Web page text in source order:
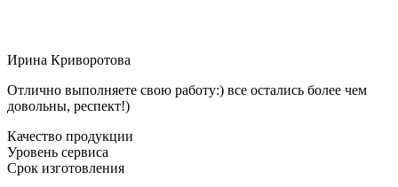
Ирина Криворотова
Отлично выполняете свою работу:) все остались более чем
довольны, респект!)
Качество продукции
Уровень сервиса
Срок изготовления